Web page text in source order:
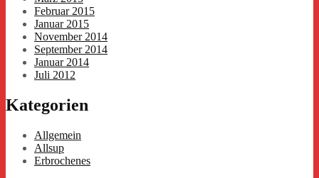
Februar 2015
Januar 2015
November 2014
September 2014
Januar 2014
Juli 2012
Kategorien
Allgemein
Allsup
Erbrochenes